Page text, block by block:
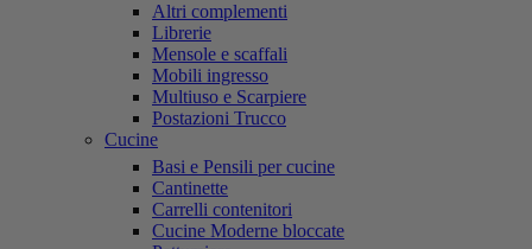
Altri complementi
Librerie
Mensole e scaffali
Mobili ingresso
Multiuso e Scarpiere
Postazioni Trucco
Cucine
Basi e Pensili per cucine
Cantinette
Carrelli contenitori
Cucine Moderne bloccate